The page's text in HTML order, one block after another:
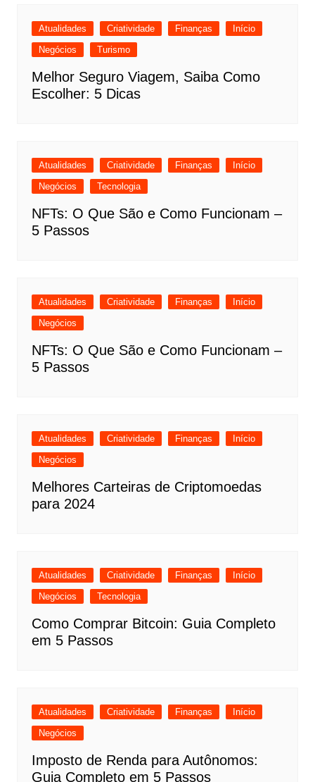
Atualidades Criatividade Finanças
Início
Negócios
Turismo
Melhor Seguro Viagem, Saiba Como
Escolher: 5 Dicas
Atualidades Criatividade Finanças
Início
Negócios
Tecnologia
NFTs: O Que São e Como Funcionam –
5 Passos
Atualidades Criatividade Finanças
Início
Negócios
NFTs: O Que São e Como Funcionam –
5 Passos
Atualidades Criatividade Finanças
Início
Negócios
Melhores Carteiras de Criptomoedas
para 2024
Atualidades Criatividade Finanças
Início
Negócios
Tecnologia
Como Comprar Bitcoin: Guia Completo
em 5 Passos
Atualidades Criatividade Finanças
Início
Negócios
Imposto de Renda para Autônomos:
Guia Completo em 5 Passos